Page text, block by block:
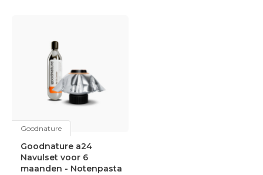
Goodnature
Goodnature a24
Navulset voor 6
maanden - Notenpasta